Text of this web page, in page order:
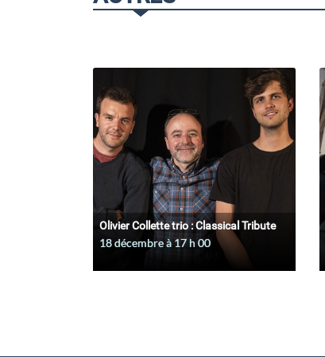
Olivier Collette trio : Classical Tribute
18 décembre à 17 h 00